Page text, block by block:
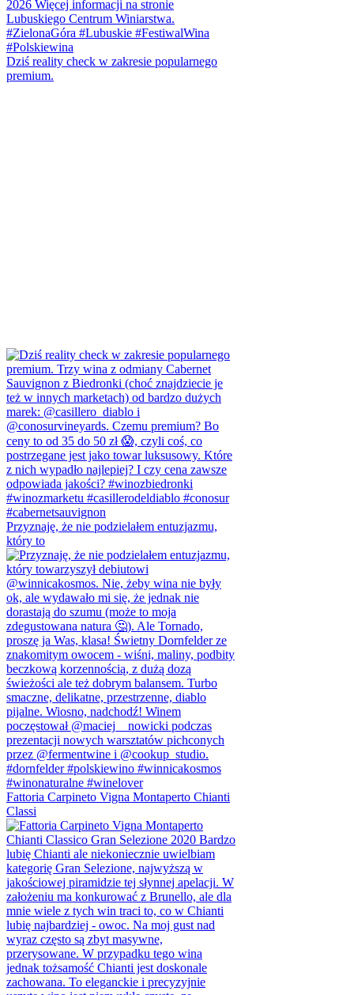
Dziś reality check w zakresie popularnego
premium.
Przyznaję, że nie podzielałem entuzjazmu,
który to
Fattoria Carpineto Vigna Montaperto Chianti
Classi